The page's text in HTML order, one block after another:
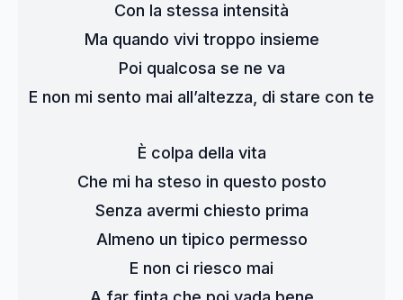
Con la stessa intensità
Ma quando vivi troppo insieme
Poi qualcosa se ne va
E non mi sento mai all’altezza, di stare con te
È colpa della vita
Che mi ha steso in questo posto
Senza avermi chiesto prima
Almeno un tipico permesso
E non ci riesco mai